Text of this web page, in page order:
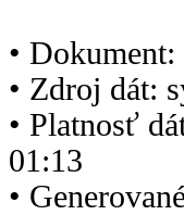
•
• Zdroj dát:
• Platnosť
01:13
•